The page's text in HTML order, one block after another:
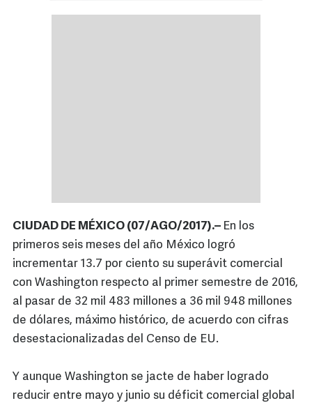
CIUDAD DE MÉXICO (07/AGO/2017).– En los
primeros seis meses del año México logró
incrementar 13.7 por ciento su superávit comercial
con Washington respecto al primer semestre de 2016,
al pasar de 32 mil 483 millones a 36 mil 948 millones
de dólares, máximo histórico, de acuerdo con cifras
desestacionalizadas del Censo de EU.
Y aunque Washington se jacte de haber logrado
reducir entre mayo y junio su déficit comercial global